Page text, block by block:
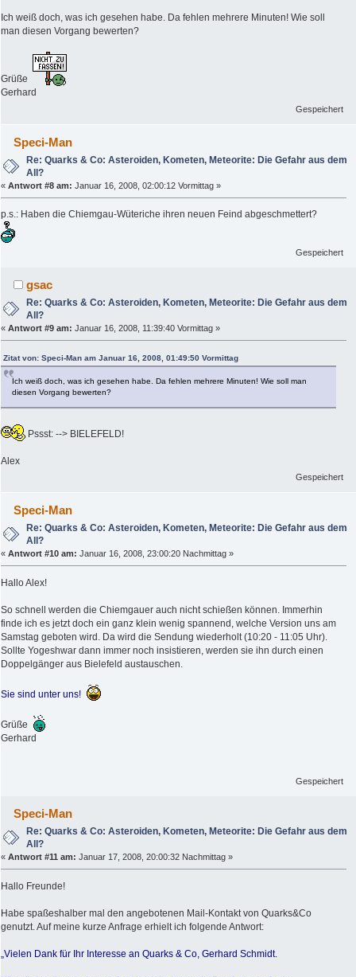
Ich weiß doch, was ich gesehen habe. Da fehlen mehrere Minuten! Wie soll
man diesen Vorgang bewerten?
Grüße
Gerhard
Gespeichert
Speci-Man
Re: Quarks & Co: Asteroiden, Kometen, Meteorite: Die Gefahr aus dem
All?
« Antwort #8 am: Januar 16, 2008, 02:00:12 Vormittag »
p.s.: Haben die Chiemgau-Wüteriche ihren neuen Feind abgeschmettert?
Gespeichert
gsac
Re: Quarks & Co: Asteroiden, Kometen, Meteorite: Die Gefahr aus dem
All?
« Antwort #9 am: Januar 16, 2008, 11:39:40 Vormittag »
Zitat von: Speci-Man am Januar 16, 2008, 01:49:50 Vormittag
Ich weiß doch, was ich gesehen habe. Da fehlen mehrere Minuten! Wie soll man
diesen Vorgang bewerten?
Pssst: --> BIELEFELD!
Alex
Gespeichert
Speci-Man
Re: Quarks & Co: Asteroiden, Kometen, Meteorite: Die Gefahr aus dem
All?
« Antwort #10 am: Januar 16, 2008, 23:00:20 Nachmittag »
Hallo Alex!
So schnell werden die Chiemgauer auch nicht schießen können. Immerhin
finde ich es jetzt doch ein ganz klein wenig spannend, welche Version uns am
Samstag geboten wird. Da wird die Sendung wiederholt (10:20 - 11:05 Uhr).
Sollte Yogeshwar dann immer noch insistieren, werden sie ihn durch einen
Doppelgänger aus Bielefeld austauschen.
Sie sind unter uns!
Grüße
Gerhard
Gespeichert
Speci-Man
Re: Quarks & Co: Asteroiden, Kometen, Meteorite: Die Gefahr aus dem
All?
« Antwort #11 am: Januar 17, 2008, 20:00:32 Nachmittag »
Hallo Freunde!
Habe spaßeshalber mal den angebotenen Mail-Kontakt von Quarks&Co
genutzt. Auf meine kurze Anfrage erhielt ich folgende Antwort:
„Vielen Dank für Ihr Interesse an Quarks & Co, Gerhard Schmidt.